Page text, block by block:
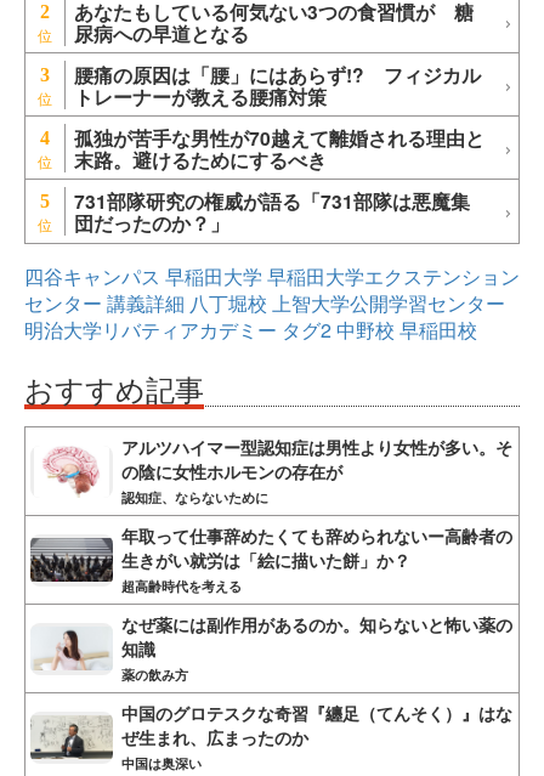
2 あなたもしている何気ない3つの食習慣が 糖
尿病への早道となる
3 腰痛の原因は「腰」にはあらず!? フィジカル
トレーナーが教える腰痛対策
4 孤独が苦手な男性が70越えて離婚される理由と
末路。避けるためにするべき
5 731部隊研究の権威が語る「731部隊は悪魔集
団だったのか？」
四谷キャンパス 早稲田大学 早稲田大学エクステンション
センター 講義詳細 八丁堀校 上智大学公開学習センター
明治大学リバティアカデミー タグ2 中野校 早稲田校
おすすめ記事
アルツハイマー型認知症は男性より女性が多い。そ
の陰に女性ホルモンの存在が
認知症、ならないために
年取って仕事辞めたくても辞められないー高齢者の
生きがい就労は「絵に描いた餅」か？
超高齢時代を考える
なぜ薬には副作用があるのか。知らないと怖い薬の
知識
薬の飲み方
中国のグロテスクな奇習『纏足（てんそく）』はな
ぜ生まれ、広まったのか
中国は奥深い